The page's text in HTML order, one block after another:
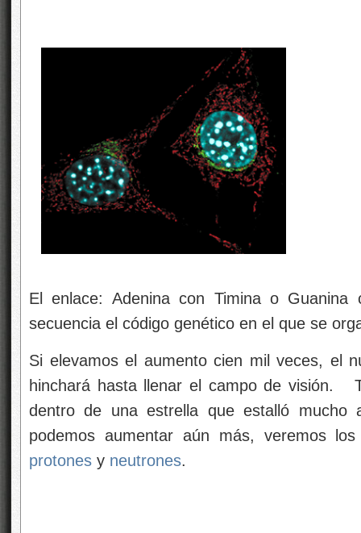
El enlace: Adenina con Timina o Guanina
secuencia el código genético en el que se
Si elevamos el aumento cien mil veces, el
hinchará hasta llenar el campo de visión.
dentro de una estrella que estalló
podemos aumentar aún más, veremos
protones y neutrones.